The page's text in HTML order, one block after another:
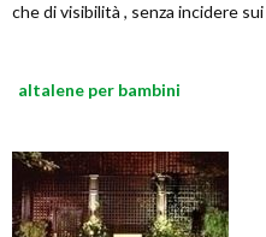
che di visibilità , senza incidere
altalene per bambini